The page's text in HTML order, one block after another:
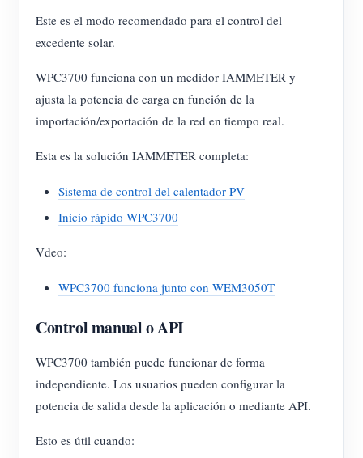
Este es el modo recomendado para el control del
excedente solar.
WPC3700 funciona con un medidor IAMMETER y
ajusta la potencia de carga en función de la
importación/exportación de la red en tiempo real.
Esta es la solución IAMMETER completa:
Sistema de control del calentador PV
Inicio rápido WPC3700
Vdeo:
WPC3700 funciona junto con WEM3050T
Control manual o API
WPC3700 también puede funcionar de forma
independiente. Los usuarios pueden configurar la
potencia de salida desde la aplicación o mediante API.
Esto es útil cuando: